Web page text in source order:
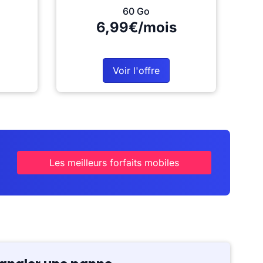
60 Go
6,99€/mois
Voir l'offre
Les meilleurs forfaits mobiles